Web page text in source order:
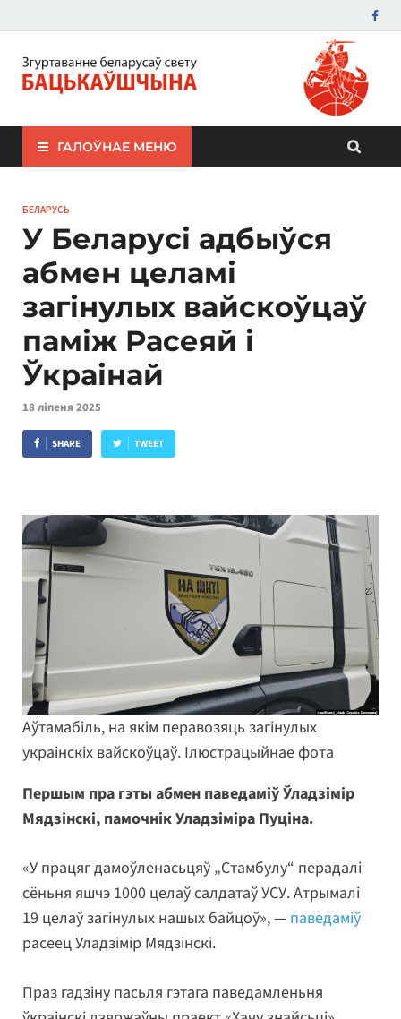
ЗБС "Бацькаўшчына"
ГАЛОЎНАЕ МЕНЮ
БЕЛАРУСЬ
У Беларусі адбыўся
абмен целамі
загінулых вайскоўцаў
паміж Расеяй і
Ўкраінай
18 ліпеня 2025
SHARE TWEET
Аўтамабіль, на якім перавозяць загінулых
украінскіх вайскоўцаў. Ілюстрацыйнае фота
Першым пра гэты абмен паведаміў Ўладзімір
Мядзінскі, памочнік Уладзіміра Пуціна.
«У працяг дамоўленасьцяў „Стамбулу“ перадалі
сёньня яшчэ 1000 целаў салдатаў УСУ. Атрымалі
19 целаў загінулых нашых байцоў», — паведаміў
расеец Уладзімір Мядзінскі.
Праз гадзіну пасьля гэтага паведамленьня